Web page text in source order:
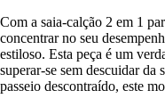
Com a saia-calção 2 em 1
concentrar no seu
estiloso. Esta peça é um
superar-se sem descuidar da
passeio descontraído, este